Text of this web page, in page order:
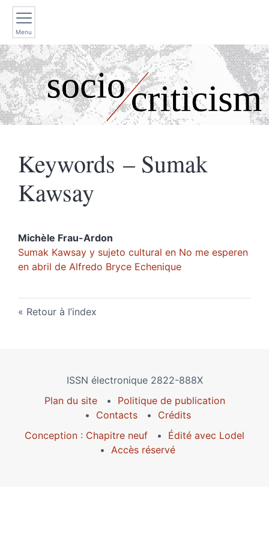
Menu
Keywords – Sumak
Kawsay
Michèle Frau-Ardon
Sumak Kawsay y sujeto cultural en No me esperen
en abril de Alfredo Bryce Echenique
Retour à l’index
ISSN électronique 2822-888X
Plan du site
Politique de publication
Contacts
Crédits
Conception : Chapitre neuf
Édité avec Lodel
Accès réservé